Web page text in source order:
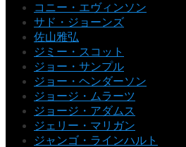
コニー・エヴィンソン
サド・ジョーンズ
佐山雅弘
ジミー・スコット
ジョー・サンプル
ジョー・ヘンダーソン
ジョージ・ムラーツ
ジョージ・アダムス
ジェリー・マリガン
ジャンゴ・ラインハルト